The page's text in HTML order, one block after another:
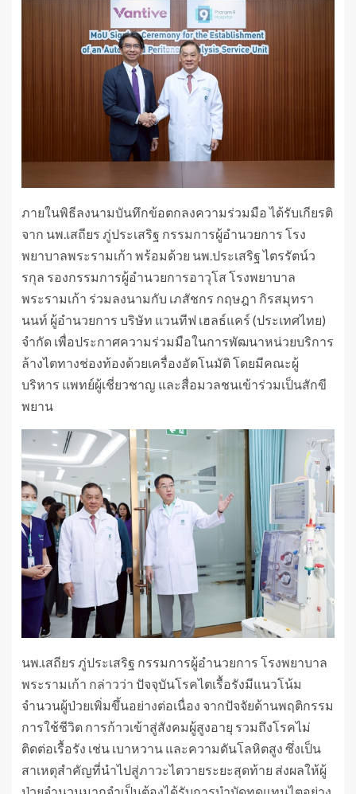
ภายในพิธีลงนามบันทึกข้อตกลงความร่วมมือ ได้รับเกียรติ
จาก นพ.เสถียร ภู่ประเสริฐ กรรมการผู้อำนวยการ โรง
พยาบาลพระรามเก้า พร้อมด้วย นพ.ประเสริฐ ไตรรัตน์ว
รกุล รองกรรมการผู้อำนวยการอาวุโส โรงพยาบาล
พระรามเก้า ร่วมลงนามกับ เภสัชกร กฤษฎา กิรสมุทรา
นนท์ ผู้อำนวยการ บริษัท แวนทีฟ เฮลธ์แคร์ (ประเทศไทย)
จำกัด เพื่อประกาศความร่วมมือในการพัฒนาหน่วยบริการ
ล้างไตทางช่องท้องด้วยเครื่องอัตโนมัติ โดยมีคณะผู้
บริหาร แพทย์ผู้เชี่ยวชาญ และสื่อมวลชนเข้าร่วมเป็นสักขี
พยาน
นพ.เสถียร ภู่ประเสริฐ กรรมการผู้อำนวยการ โรงพยาบาล
พระรามเก้า กล่าวว่า ปัจจุบันโรคไตเรื้อรังมีแนวโน้ม
จำนวนผู้ป่วยเพิ่มขึ้นอย่างต่อเนื่อง จากปัจจัยด้านพฤติกรรม
การใช้ชีวิต การก้าวเข้าสู่สังคมผู้สูงอายุ รวมถึงโรคไม่
ติดต่อเรื้อรัง เช่น เบาหวาน และความดันโลหิตสูง ซึ่งเป็น
สาเหตุสำคัญที่นำไปสู่ภาวะไตวายระยะสุดท้าย ส่งผลให้ผู้
ป่วยจำนวนมากจำเป็นต้องได้รับการบำบัดทดแทนไตอย่าง